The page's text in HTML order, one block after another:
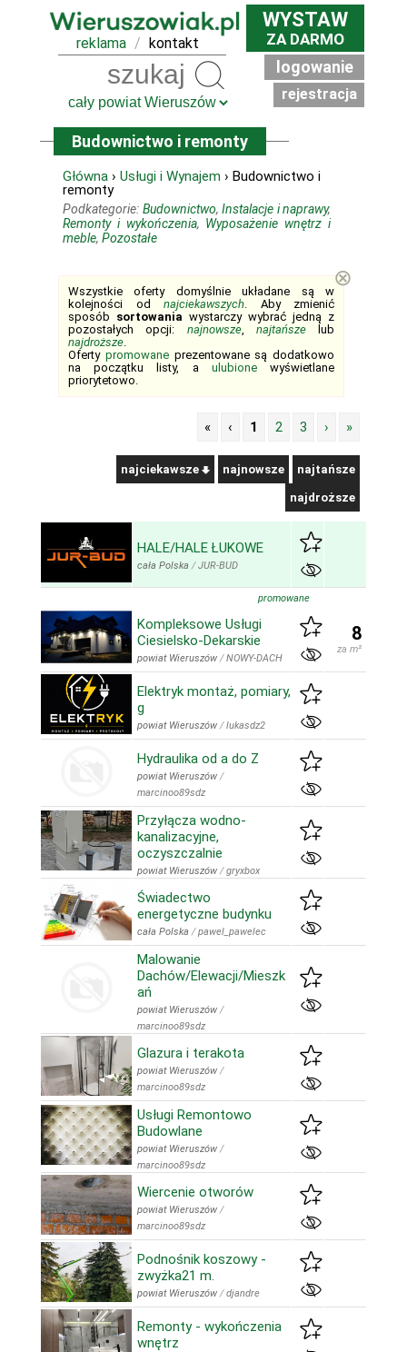
reklama / kontakt
WYSTAW
ZA DARMO
logowanie
rejestracja
Budownictwo i remonty
Główna › Usługi i Wynajem › Budownictwo i
remonty
Podkategorie: Budownictwo, Instalacje i naprawy,
Remonty i wykończenia, Wyposażenie wnętrz i
meble, Pozostałe
Wszystkie oferty domyślnie układane są w
kolejności od najciekawszych. Aby zmienić
sposób sortowania wystarczy wybrać jedną z
pozostałych opcji: najnowsze, najtańszelub
najdroższe.
Oferty promowaneprezentowane są dodatkowo
na początku listy, a ulubionewyświetlane
priorytetowo.
⊗
« ‹ 1 2 3 › »
najciekawsze najnowsze najtańsze
najdroższe
HALE/HALE ŁUKOWE
cała Polska /JUR-BUD
promowane
Kompleksowe Usługi
Ciesielsko-Dekarskie
powiat Wieruszów /NOWY-DACH
8
za m²
Elektryk montaż, pomiary,
g
powiat Wieruszów /lukasdz2
Hydraulika od a do Z
powiat Wieruszów /
marcinoo89sdz
Przyłącza wodno-
kanalizacyjne,
oczyszczalnie
powiat Wieruszów /gryxbox
Świadectwo
energetyczne budynku
cała Polska /pawel_pawelec
Malowanie
Dachów/Elewacji/Mieszk
ań
powiat Wieruszów /
marcinoo89sdz
Glazura i terakota
powiat Wieruszów /
marcinoo89sdz
Usługi Remontowo
Budowlane
powiat Wieruszów /
marcinoo89sdz
Wiercenie otworów
powiat Wieruszów /
marcinoo89sdz
Podnośnik koszowy -
zwyżka21 m.
powiat Wieruszów /djandre
Remonty - wykończenia
wnętrz